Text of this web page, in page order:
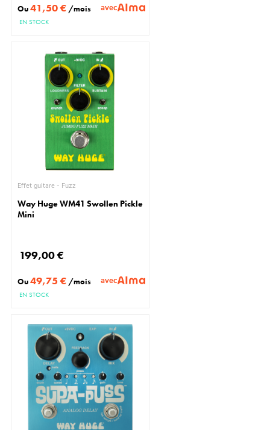
Ou41,50 € /mois avec
EN STOCK
Effet guitare - Fuzz
Way Huge WM41 Swollen Pickle
Mini
199,00 €
Ou49,75 € /mois avec
EN STOCK